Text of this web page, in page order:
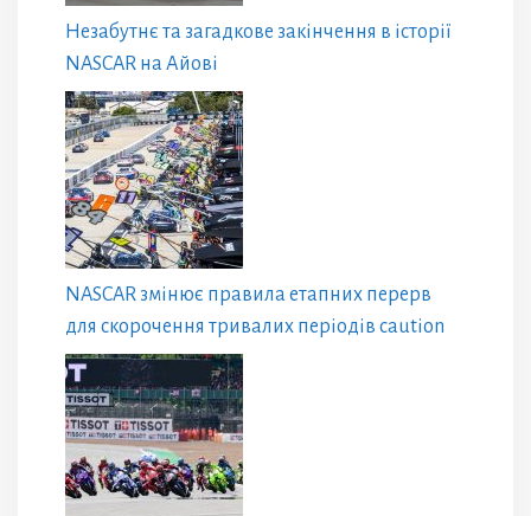
Незабутнє та загадкове закінчення в історії
NASCAR на Айові
NASCAR змінює правила етапних перерв
для скорочення тривалих періодів caution